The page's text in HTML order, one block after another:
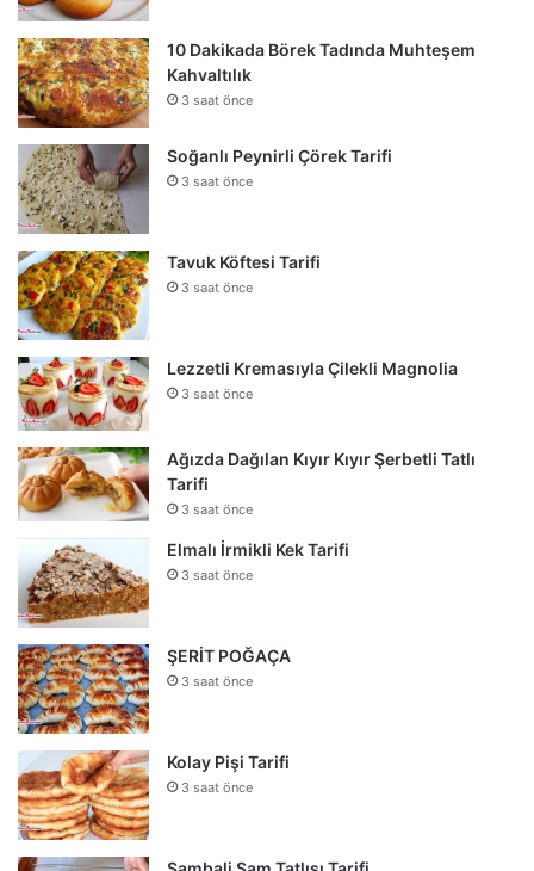
10 Dakikada Börek Tadında Muhteşem
Kahvaltılık
3 saat önce
Soğanlı Peynirli Çörek Tarifi
3 saat önce
Tavuk Köftesi Tarifi
3 saat önce
Lezzetli Kremasıyla Çilekli Magnolia
3 saat önce
Ağızda Dağılan Kıyır Kıyır Şerbetli Tatlı
Tarifi
3 saat önce
Elmalı İrmikli Kek Tarifi
3 saat önce
ŞERİT POĞAÇA
3 saat önce
Kolay Pişi Tarifi
3 saat önce